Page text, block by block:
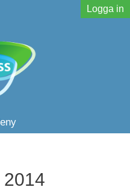
Logga in
2014